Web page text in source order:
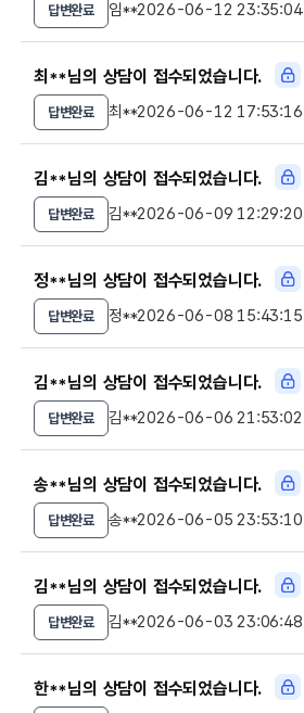
답변완료 임**2026-06-12 23:35:04
최**님의 상담이 접수되었습니다.
답변완료 최**2026-06-12 17:53:16
김**님의 상담이 접수되었습니다.
답변완료 김**2026-06-09 12:29:20
정**님의 상담이 접수되었습니다.
답변완료 정**2026-06-08 15:43:15
김**님의 상담이 접수되었습니다.
답변완료 김**2026-06-06 21:53:02
송**님의 상담이 접수되었습니다.
답변완료 송**2026-06-05 23:53:10
김**님의 상담이 접수되었습니다.
답변완료 김**2026-06-03 23:06:48
한**님의 상담이 접수되었습니다.